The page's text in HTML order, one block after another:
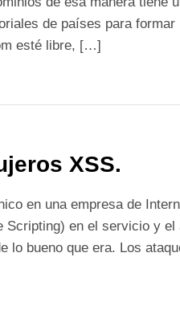
de países para formar
esté libre, […]
XSS.
en una empresa de
en el servicio y el
lo bueno que era. Los